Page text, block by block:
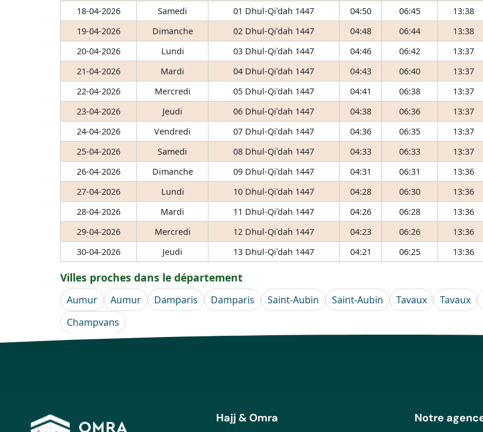
18-04-2026
Samedi 01 Dhul-Qiʿdah 1447 04:50 06:45 13:38
19-04-2026
Dimanche 02 Dhul-Qiʿdah 1447 04:48 06:44 13:38
20-04-2026
Lundi 03 Dhul-Qiʿdah 1447 04:46 06:42 13:37
21-04-2026
Mardi 04 Dhul-Qiʿdah 1447 04:43 06:40 13:37
22-04-2026
Mercredi 05 Dhul-Qiʿdah 1447 04:41 06:38 13:37
23-04-2026
Jeudi 06 Dhul-Qiʿdah 1447 04:38 06:36 13:37
24-04-2026
Vendredi 07 Dhul-Qiʿdah 1447 04:36 06:35 13:37
25-04-2026
Samedi 08 Dhul-Qiʿdah 1447 04:33 06:33 13:37
26-04-2026
Dimanche 09 Dhul-Qiʿdah 1447 04:31 06:31 13:36
27-04-2026
Lundi 10 Dhul-Qiʿdah 1447 04:28 06:30 13:36
28-04-2026
Mardi 11 Dhul-Qiʿdah 1447 04:26 06:28 13:36
29-04-2026
Mercredi 12 Dhul-Qiʿdah 1447 04:23 06:26 13:36
30-04-2026
Jeudi 13 Dhul-Qiʿdah 1447 04:21 06:25 13:36
Villes proches dans le département
Aumur Aumur Damparis Damparis Saint-Aubin Saint-Aubin Tavaux Tavaux
Champvans
Hajj & Omra Notre